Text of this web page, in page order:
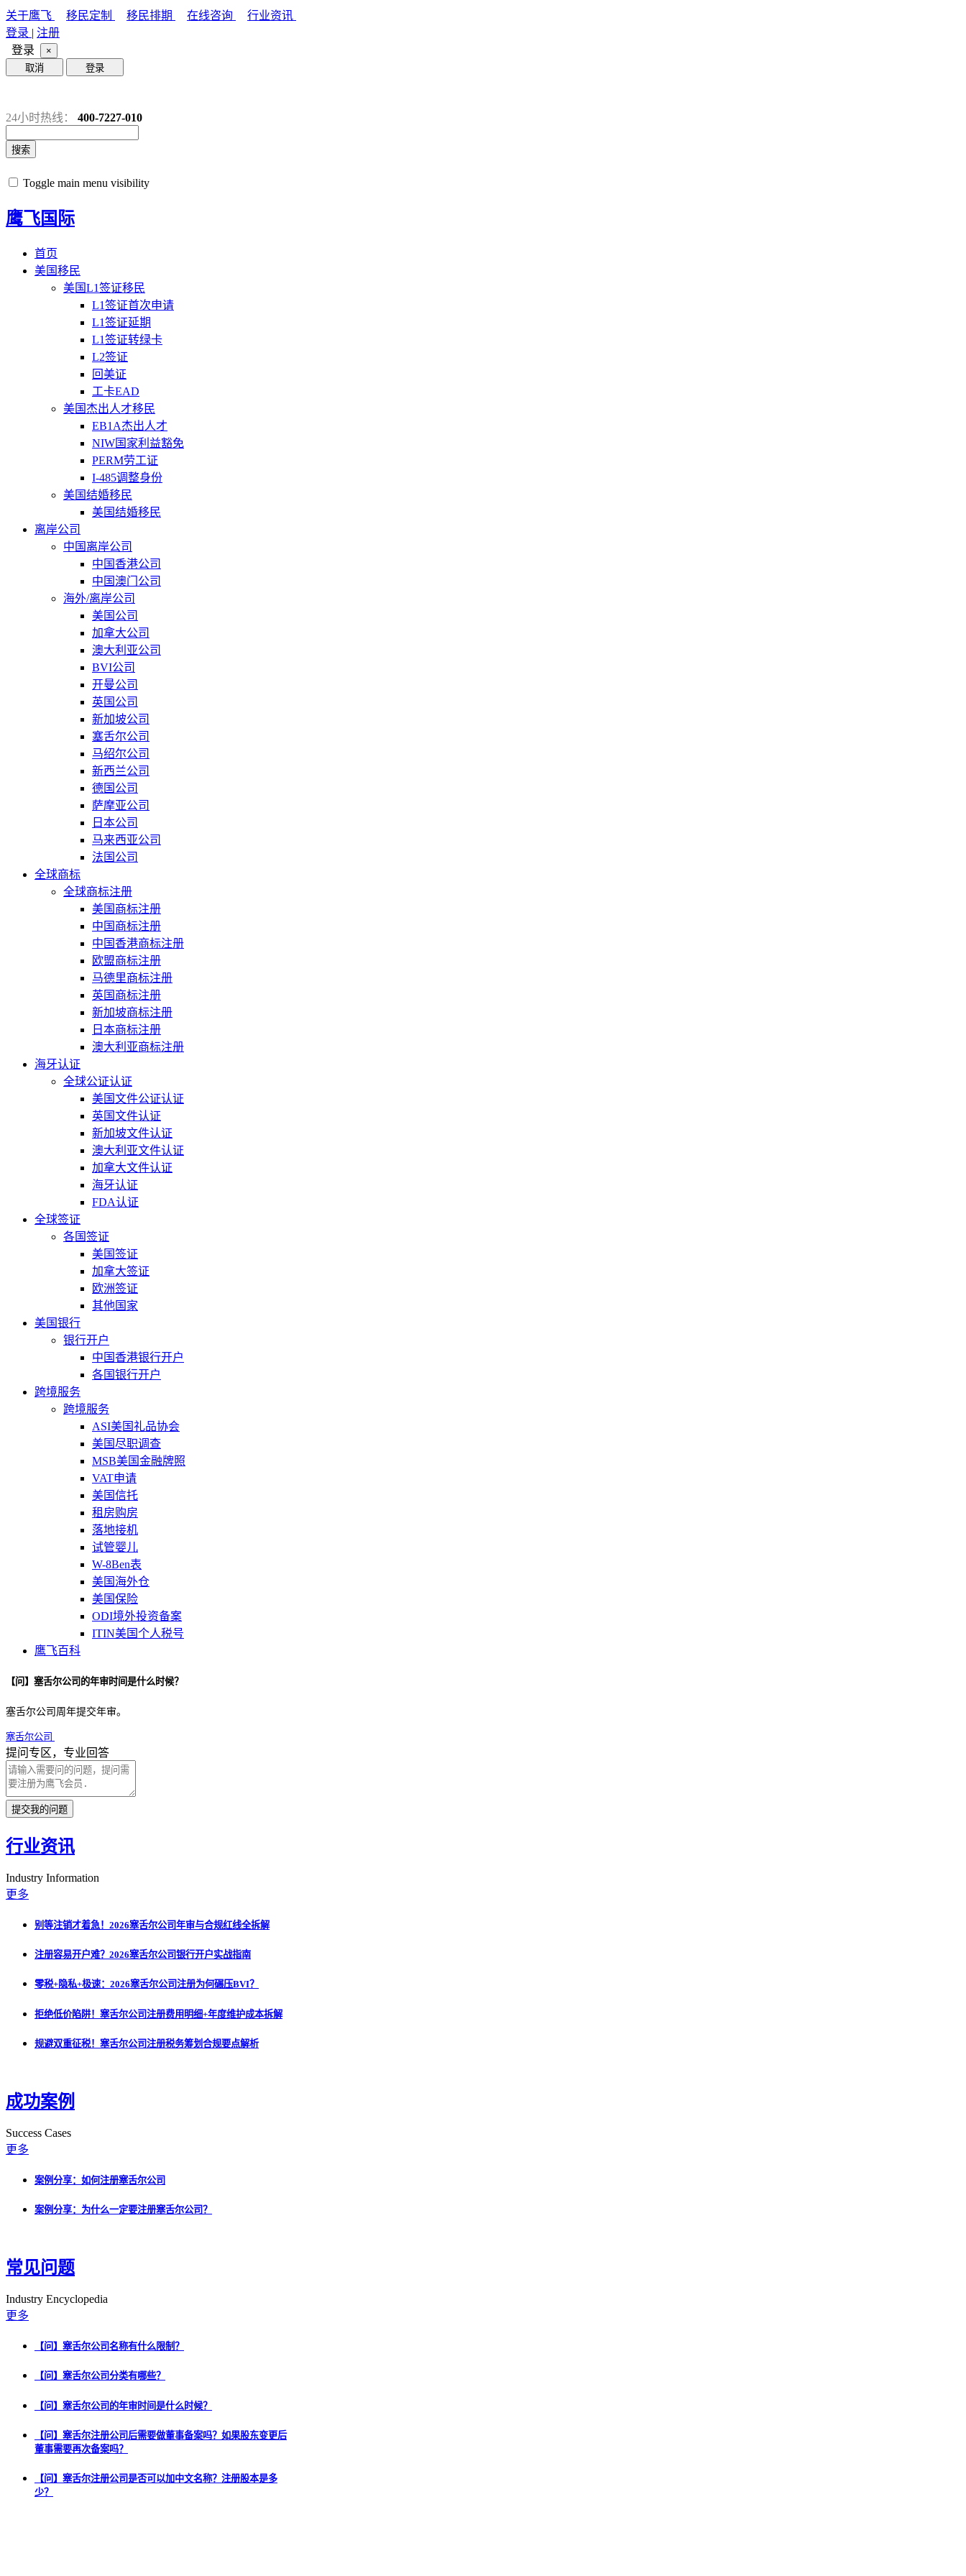
关于鹰飞 移民定制 移民排期 在线咨询
行业资讯
登录 | 注册
登录
×
取消
登录
24小时热线： 400-7227-010
搜索
Toggle main menu visibility
鹰飞国际
首页
美国移民
美国L1签证移民
L1签证首次申请
L1签证延期
L1签证转绿卡
L2签证
回美证
工卡EAD
美国杰出人才移民
EB1A杰出人才
NIW国家利益豁免
PERM劳工证
I-485调整身份
美国结婚移民
美国结婚移民
离岸公司
中国离岸公司
中国香港公司
中国澳门公司
海外/离岸公司
美国公司
加拿大公司
澳大利亚公司
BVI公司
开曼公司
英国公司
新加坡公司
塞舌尔公司
马绍尔公司
新西兰公司
德国公司
萨摩亚公司
日本公司
马来西亚公司
法国公司
全球商标
全球商标注册
美国商标注册
中国商标注册
中国香港商标注册
欧盟商标注册
马德里商标注册
英国商标注册
新加坡商标注册
日本商标注册
澳大利亚商标注册
海牙认证
全球公证认证
美国文件公证认证
英国文件认证
新加坡文件认证
澳大利亚文件认证
加拿大文件认证
海牙认证
FDA认证
全球签证
各国签证
美国签证
加拿大签证
欧洲签证
其他国家
美国银行
银行开户
中国香港银行开户
各国银行开户
跨境服务
跨境服务
ASI美国礼品协会
美国尽职调查
MSB美国金融牌照
VAT申请
美国信托
租房购房
落地接机
试管婴儿
W-8Ben表
美国海外仓
美国保险
ODI境外投资备案
ITIN美国个人税号
鹰飞百科
【问】塞舌尔公司的年审时间是什么时候？
塞舌尔公司周年提交年审。
塞舌尔公司
提问专区，专业回答
提交我的问题
行业资讯
Industry Information
更多
别等注销才着急！2026塞舌尔公司年审与合规红线全拆解
注册容易开户难？2026塞舌尔公司银行开户实战指南
零税+隐私+极速：2026塞舌尔公司注册为何碾压BVI？
拒绝低价陷阱！塞舌尔公司注册费用明细+年度维护成本拆解
规避双重征税！塞舌尔公司注册税务筹划合规要点解析
成功案例
Success Cases
更多
案例分享：如何注册塞舌尔公司
案例分享：为什么一定要注册塞舌尔公司？
常见问题
Industry Encyclopedia
更多
【问】塞舌尔公司名称有什么限制？
【问】塞舌尔公司分类有哪些？
【问】塞舌尔公司的年审时间是什么时候？
【问】塞舌尔注册公司后需要做董事备案吗？如果股东变更后
董事需要再次备案吗？
【问】塞舌尔注册公司是否可以加中文名称？注册股本是多
少？